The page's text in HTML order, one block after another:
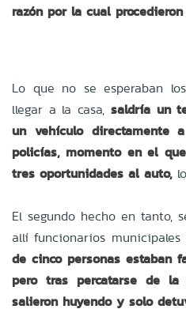
razón por la cual
Lo que no se esperaban
llegar a la casa, saldría un
un vehículo directamente
policías, momento en el
tres oportunidades al auto,
El segundo hecho en tanto,
allí funcionarios
de cinco personas estaban
pero tras percatarse de la
salieron huyendo y solo